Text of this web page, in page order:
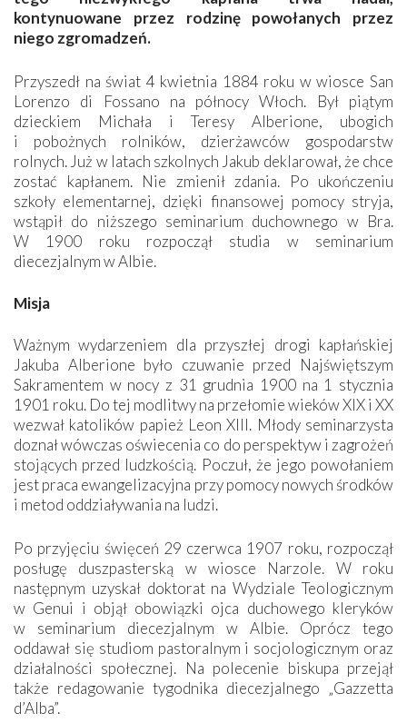
kontynuowane przez rodzinę powołanych przez
niego zgromadzeń.
Przyszedł na świat 4 kwietnia 1884 roku w wiosce San
Lorenzo di Fossano na północy Włoch. Był piątym
dzieckiem Michała i Teresy Alberione, ubogich
i pobożnych rolników, dzierżawców gospodarstw
rolnych. Już w latach szkolnych Jakub deklarował, że chce
zostać kapłanem. Nie zmienił zdania. Po ukończeniu
szkoły elementarnej, dzięki finansowej pomocy stryja,
wstąpił do niższego seminarium duchownego w Bra.
W 1900 roku rozpoczął studia w seminarium
diecezjalnym w Albie.
Misja
Ważnym wydarzeniem dla przyszłej drogi kapłańskiej
Jakuba Alberione było czuwanie przed Najświętszym
Sakramentem w nocy z 31 grudnia 1900 na 1 stycznia
1901 roku. Do tej modlitwy na przełomie wieków XIX i XX
wezwał katolików papież Leon XIII. Młody seminarzysta
doznał wówczas oświecenia co do perspektyw i zagrożeń
stojących przed ludzkością. Poczuł, że jego powołaniem
jest praca ewangelizacyjna przy pomocy nowych środków
i metod oddziaływania na ludzi.
Po przyjęciu święceń 29 czerwca 1907 roku, rozpoczął
posługę duszpasterską w wiosce Narzole. W roku
następnym uzyskał doktorat na Wydziale Teologicznym
w Genui i objął obowiązki ojca duchowego kleryków
w seminarium diecezjalnym w Albie. Oprócz tego
oddawał się studiom pastoralnym i socjologicznym oraz
działalności społecznej. Na polecenie biskupa przejął
także redagowanie tygodnika diecezjalnego „Gazzetta
d’Alba”.